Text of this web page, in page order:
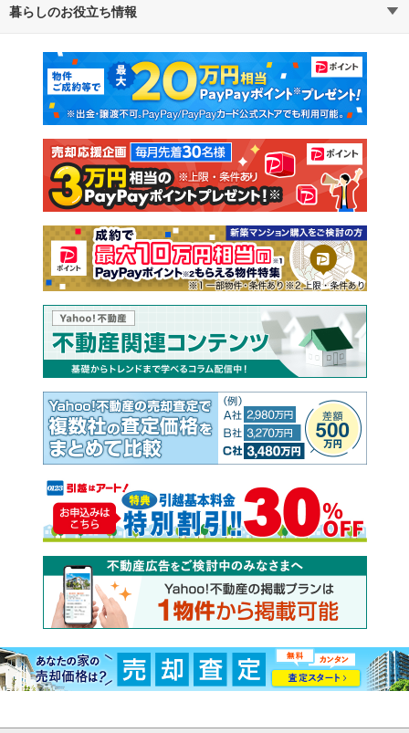
通勤・通学時間から探す
不動産・住宅
新築マンション 中古マンション
新築一戸建て 中古一戸建て
注文住宅 土地
売却査定
暮らしのお役立ち情報
マンションカタログ 教えて！住まいの先生